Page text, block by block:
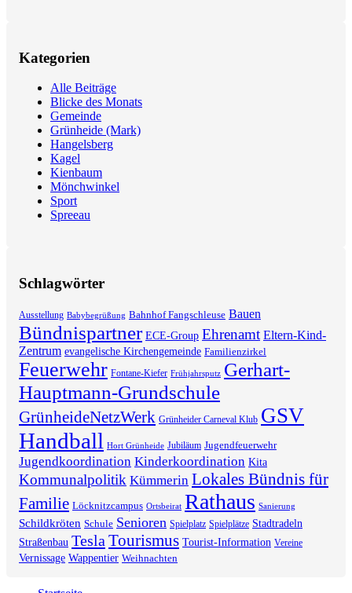
Kategorien
Alle Beiträge
Blicke des Monats
Gemeinde
Grünheide (Mark)
Hangelsberg
Kagel
Kienbaum
Mönchwinkel
Sport
Spreeau
Schlagwörter
Ausstellung Babybegrüßung Bahnhof Fangschleuse Bauen
Bündnispartner ECE-Group Ehrenamt Eltern-Kind-
Zentrum evangelische Kirchengemeinde Familienzirkel
Feuerwehr Fontane-Kiefer Frühjahrsputz Gerhart-
Hauptmann-Grundschule
GrünheideNetzWerk Grünheider Carneval Klub GSV
Handball Hort Grünheide Jubiläum Jugendfeuerwehr
Jugendkoordination Kinderkoordination Kita
Kommunalpolitik Kümmerin Lokales Bündnis für
Familie Löcknitzcampus Ortsbeirat Rathaus Sanierung
Schildkröten Schule Senioren Spielplatz Spielplätze Stadtradeln
Straßenbau Tesla Tourismus Tourist-Information Vereine
Vernissage Wappentier Weihnachten